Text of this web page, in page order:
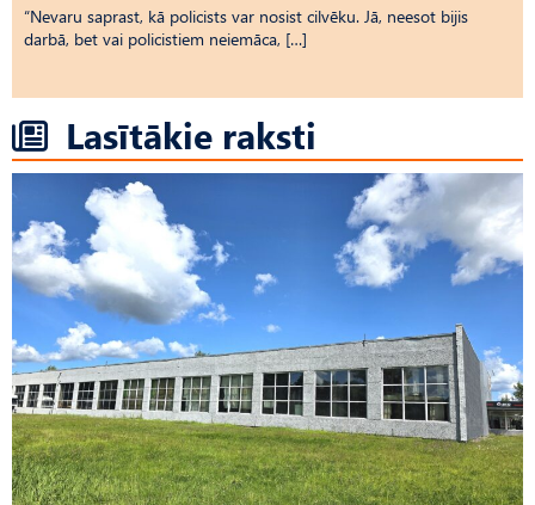
“Nevaru saprast, kā policists var nosist cilvēku. Jā, neesot bijis
darbā, bet vai policistiem neiemāca, […]
Lasītākie raksti